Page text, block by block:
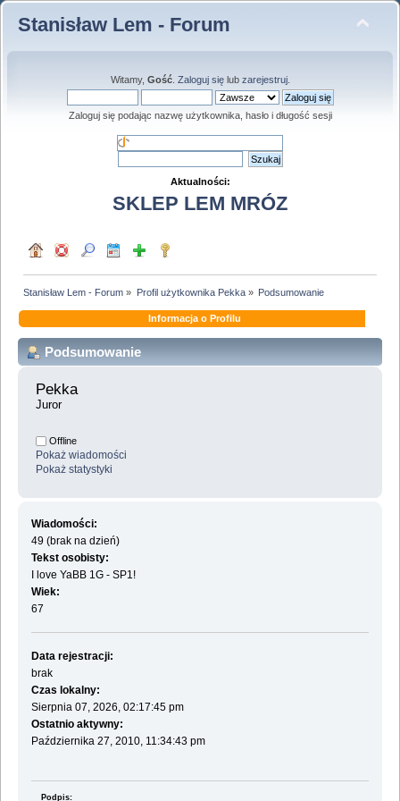
Stanisław Lem - Forum
Witamy, Gość. Zaloguj sięlub zarejestruj.
Zaloguj się podając nazwę użytkownika, hasło i długość sesji
Aktualności:
SKLEP LEM MRÓZ
Stanisław Lem - Forum » Profil użytkownika Pekka» Podsumowanie
Informacja o Profilu
Podsumowanie
Pekka
Juror
Offline
Pokaż wiadomości
Pokaż statystyki
Wiadomości:
49 (brak na dzień)
Tekst osobisty:
I love YaBB 1G - SP1!
Wiek:
67
Data rejestracji:
brak
Czas lokalny:
Sierpnia 07, 2026, 02:17:45 pm
Ostatnio aktywny:
Października 27, 2010, 11:34:43 pm
Podpis: